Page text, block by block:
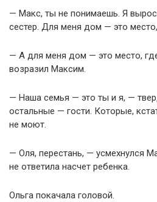
— Макс, ты не понимаешь. Я
сестер. Для меня дом — это
— А для меня дом — это место,
возразил Максим.
— Наша семья — это ты и я, —
остальные — гости. Которые,
не моют.
— Оля, перестань, — усмехнулся
не ответила насчет ребенка.
Ольга покачала головой.